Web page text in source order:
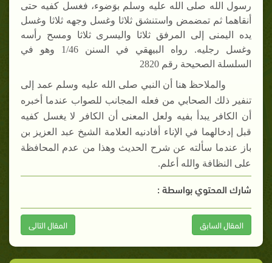
رسول الله صلى الله عليه وسلم بوَضوء، فغسل كفيه حتى
أنقاهما ثم تمضمض واستنشق ثلاثا وغسل وجهه ثلاثا وغسل
يده اليمنى إلى المرفق ثلاثا واليسرى ثلاثا ومسح رأسه
وغسل رجليه. رواه البيهقي في السنن 1/46 وهو في
السلسلة الصحيحة رقم 2820
والملاحظ هنا أن النبي صلى الله عليه وسلم عمد إلى
تنفير ذلك الصحابي من فعله المجانب للصواب عندما أخبره
أن الكافر يبدأ بفيه ولعل المعنى أن الكافر لا يغسل كفيه
قبل إدخالهما في الإناء أفادنيه العلامة الشيخ عبد العزيز بن
باز عندما سألته عن شرح الحديث وهذا من عدم المحافظة
على النظافة والله أعلم.
شارك المحتوي بواسطة :
المقال السابق المقال التالى